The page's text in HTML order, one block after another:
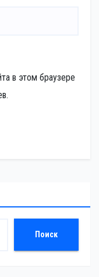
в этом браузере
Поиск